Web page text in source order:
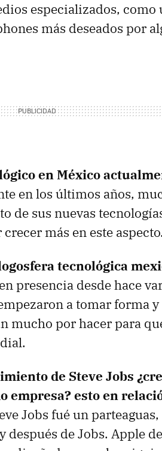
especializados, como
más deseados por
en México
en los últimos años,
de sus nuevas
más en este aspecto.
tecnológica
presencia desde hace
a tomar forma
mucho por hacer para
de Steve Jobs
esto en
Jobs fué un
después de Jobs. Apple